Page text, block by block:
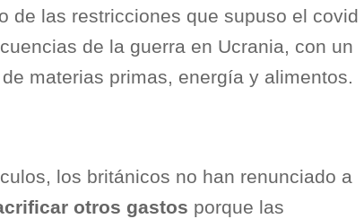
de las restricciones que supuso el covid
de la guerra en Ucrania, con un
materias primas, energía y alimentos.
los británicos no han renunciado a
otros gastos porque las